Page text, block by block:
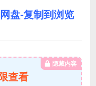
盘-复制到浏览
隐藏内容
查看